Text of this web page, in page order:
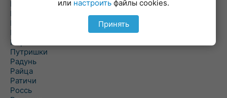
Подлабенье
Подольцы
Подороск
Поречье
Порозово
Путришки
Радунь
Райца
Ратичи
Роcсь
или настроить файлы cookies.
Принять